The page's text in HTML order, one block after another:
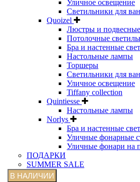
Уличное освещение
Светильники для
Quoizel
Люстры и
Потолочные
Бра и настенные
Настольные лампы
Торшеры
Светильники для
Уличное освещение
Tiffany collection
Quintiesse
Настольные лампы
Norlys
Бра и настенные
Уличные фонарные
Уличные фонари на
ПОДАРКИ
SUMMER SALE
В НАЛИЧИИ